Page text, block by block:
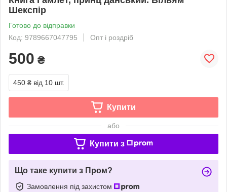
Шекспір
Готово до відправки
Код: 9789667047795
Опт і роздріб
500 ₴
450 ₴ від 10 шт.
Купити
або
Купити з
Що таке купити з Пром?
Замовлення під захистом